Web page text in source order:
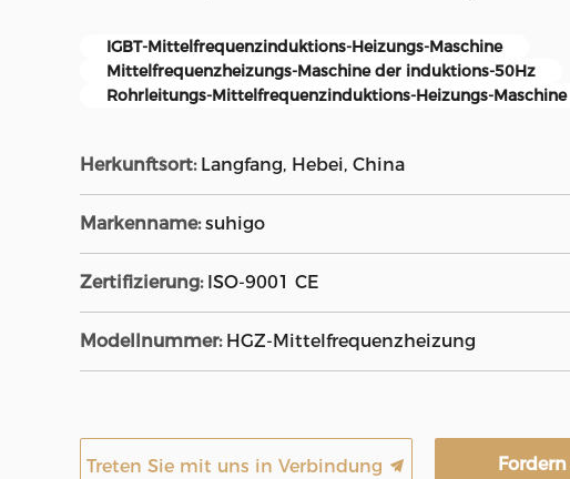
IGBT-Mittelfrequenzinduktions-Heizungs-Maschine
Mittelfrequenzheizungs-Maschine der induktions-50Hz
Rohrleitungs-Mittelfrequenzinduktions-Heizungs-Maschine
Herkunftsort: Langfang, Hebei, China
Markenname: suhigo
Zertifizierung: ISO-9001 CE
Modellnummer: HGZ-Mittelfrequenzheizung
Treten Sie mit uns in Verbindung